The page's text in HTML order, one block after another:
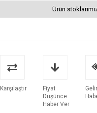
Ürün
Karşılaştır
Fiyat
Düşünce
Haber Ver